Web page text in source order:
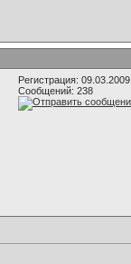
Регистрация: 09.03.2009
Сообщений: 238